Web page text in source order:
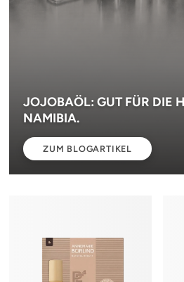
JOJOBAÖL: GUT FÜR DIE
NAMIBIA.
ZUM BLOGARTIKEL